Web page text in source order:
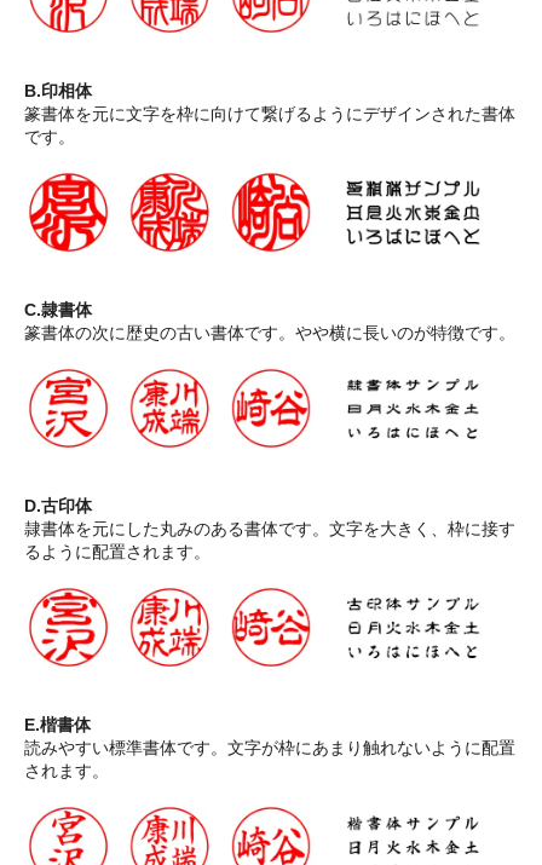
B.印相体
篆書体を元に文字を枠に向けて繋げるようにデザインされた書体
です。
C.隷書体
篆書体の次に歴史の古い書体です。やや横に長いのが特徴です。
D.古印体
隷書体を元にした丸みのある書体です。文字を大きく、枠に接す
るように配置されます。
E.楷書体
読みやすい標準書体です。文字が枠にあまり触れないように配置
されます。